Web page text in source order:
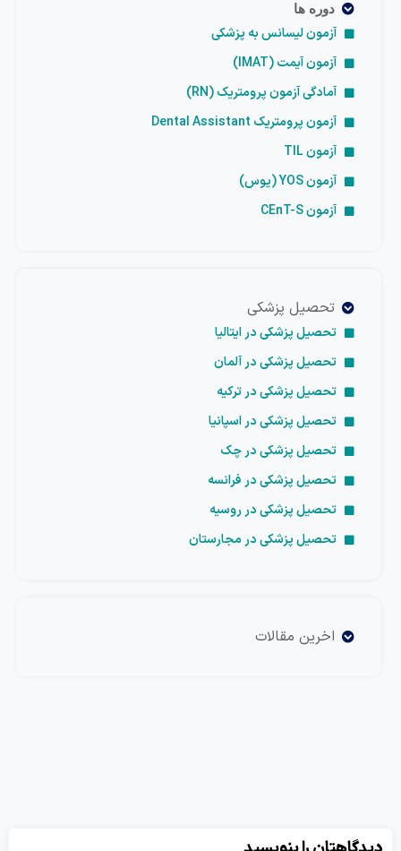
دوره ها
آزمون لیسانس به پزشکی
آزمون آیمت (IMAT)
آمادگی آزمون پرومتریک (RN)
آزمون پرومتریک Dental Assistant
آزمون TIL
آزمون YOS (یوس)
آزمون CEnT-S
تحصیل پزشکی
تحصیل پزشکی در ایتالیا
تحصیل پزشکی در آلمان
تحصیل پزشکی در ترکیه
تحصیل پزشکی در اسپانیا
تحصیل پزشکی در چک
تحصیل پزشکی در فرانسه
تحصیل پزشکی در روسیه
تحصیل پزشکی در مجارستان
اخرین مقالات